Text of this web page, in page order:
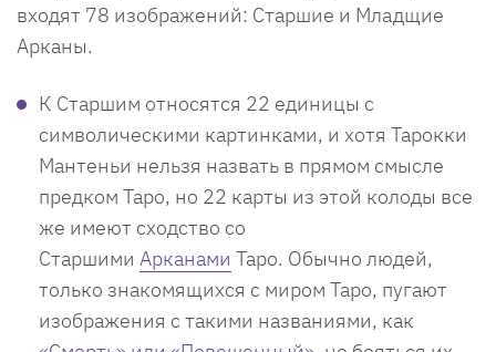
входят 78 изображений: Старшие и Младщие
Арканы.
К Старшим относятся 22 единицы с
символическими картинками, и хотя Тарокки
Мантеньи нельзя назвать в прямом смысле
предком Таро, но 22 карты из этой колоды все
же имеют сходство со
Старшими Арканами Таро. Обычно людей,
только знакомящихся с миром Таро, пугают
изображения с такими названиями, как